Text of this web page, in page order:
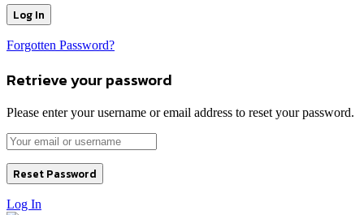
Forgotten Password?
Retrieve your password
Please enter your username or email address to reset your password.
Log In